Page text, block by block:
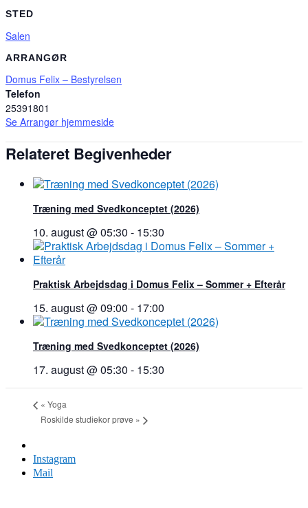
STED
Salen
ARRANGØR
Domus Felix – Bestyrelsen
Telefon
25391801
Se Arrangør hjemmeside
Relateret Begivenheder
Træning med Svedkonceptet (2026)
10. august @ 05:30 - 15:30
Praktisk Arbejdsdag i Domus Felix – Sommer + Efterår
15. august @ 09:00 - 17:00
Træning med Svedkonceptet (2026)
17. august @ 05:30 - 15:30
« Yoga
Roskilde studiekor prøve »
Instagram
Mail